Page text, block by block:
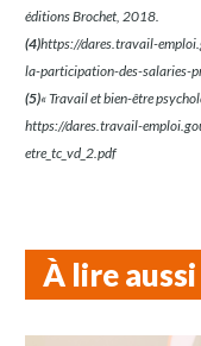
éditions Brochet, 2018.
(4)https://dares.travail-
la-participation-des-salaries-
(5)« Travail et bien-être
https://dares.travail-
etre_tc_vd_2.pdf
À lire aussi